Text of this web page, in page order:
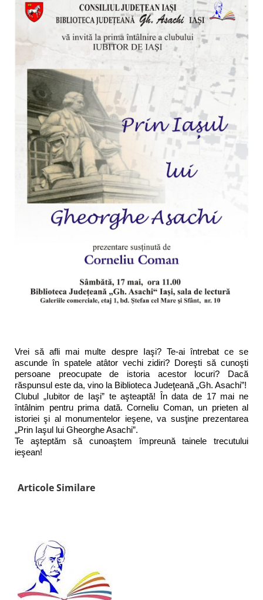
Vrei să afli mai multe despre Iaşi? Te-ai întrebat ce se
ascunde în spatele atâtor vechi zidiri? Doreşti să cunoşti
persoane preocupate de istoria acestor locuri? Dacă
răspunsul este da, vino la Biblioteca Judeţeană „Gh. Asachi”!
Clubul „Iubitor de Iaşi” te aşteaptă! În data de 17 mai ne
întâlnim pentru prima dată. Corneliu Coman, un prieten al
istoriei şi al monumentelor ieşene, va susţine prezentarea
„Prin Iaşul lui Gheorghe Asachi”.
Te aşteptăm să cunoaştem împreună tainele trecutului
ieşean!
Articole Similare